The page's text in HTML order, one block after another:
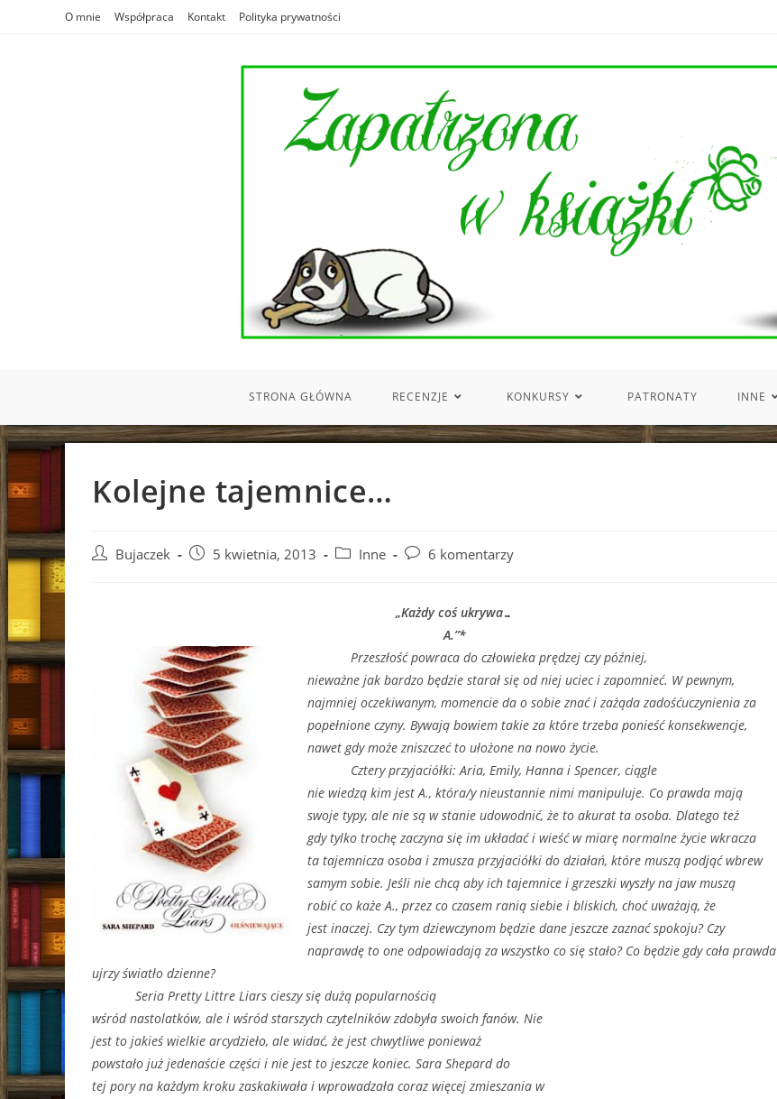
O mnie Współpraca Kontakt Polityka prywatności
STRONA GŁÓWNA RECENZJE KONKURSY PATRONATY INNE
Kolejne tajemnice…
Post Bujaczek
Post 5 kwietnia, 2013
Post Inne
Post 6 komentarzy
„Każdy coś ukrywa…
A.”*
Przeszłość powraca do człowieka prędzej czy później,
nieważne jak bardzo będzie starał się od niej uciec i zapomnieć. W pewnym,
najmniej oczekiwanym, momencie da o sobie znać i zażąda zadośćuczynienia za
popełnione czyny. Bywają bowiem takie za które trzeba ponieść konsekwencje,
nawet gdy może zniszczeć to ułożone na nowo życie.
Cztery przyjaciółki: Aria, Emily, Hanna i Spencer, ciągle
nie wiedzą kim jest A., która/y nieustannie nimi manipuluje. Co prawda mają
swoje typy, ale nie są w stanie udowodnić, że to akurat ta osoba. Dlatego też
gdy tylko trochę zaczyna się im układać i wieść w miarę normalne życie wkracza
ta tajemnicza osoba i zmusza przyjaciółki do działań, które muszą podjąć wbrew
samym sobie. Jeśli nie chcą aby ich tajemnice i grzeszki wyszły na jaw muszą
robić co każe A., przez co czasem ranią siebie i bliskich, choć uważają, że
jest inaczej. Czy tym dziewczynom będzie dane jeszcze zaznać spokoju? Czy
naprawdę to one odpowiadają za wszystko co się stało? Co będzie gdy cała prawda
ujrzy światło dzienne?
Seria Pretty Littre Liars cieszy się dużą popularnością
wśród nastolatków, ale i wśród starszych czytelników zdobyła swoich fanów. Nie
jest to jakieś wielkie arcydzieło, ale widać, że jest chwytliwe ponieważ
powstało już jedenaście części i nie jest to jeszcze koniec. Sara Shepard do
tej pory na każdym kroku zaskakiwała i wprowadzała coraz więcej zmieszania w